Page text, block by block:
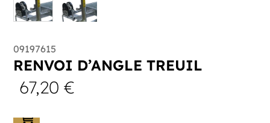
09197615
RENVOI D’ANGLE TREUIL
67,20€